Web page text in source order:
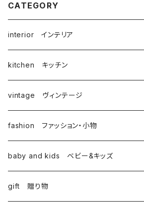
CATEGORY
interior インテリア
kitchen キッチン
vintage ヴィンテージ
fashion ファッション・小物
baby and kids ベビー&キッズ
gift 贈り物